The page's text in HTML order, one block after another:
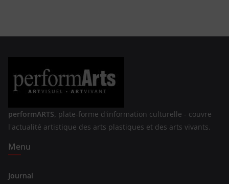
performARTS, plate-forme d'information culturelle - couvre
l'actualité artistique des arts plastiques et des arts vivants.
Menu
Journal